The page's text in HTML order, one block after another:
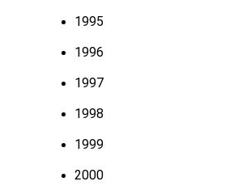
1995
1996
1997
1998
1999
2000